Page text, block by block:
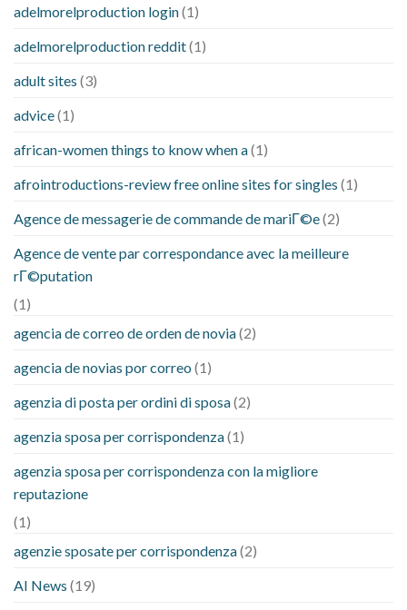
adelmorelproduction login(1)
adelmorelproduction reddit(1)
adult sites (3)
advice(1)
african-women things to know when a(1)
afrointroductions-review free online sites for singles (1)
Agence de messagerie de commande de mariГ©e(2)
Agence de vente par correspondance avec la meilleure
rГ©putation
(1)
agencia de correo de orden de novia(2)
agencia de novias por correo (1)
agenzia di posta per ordini di sposa(2)
agenzia sposa per corrispondenza(1)
agenzia sposa per corrispondenza con la migliore
reputazione
(1)
agenzie sposate per corrispondenza(2)
AI News (19)